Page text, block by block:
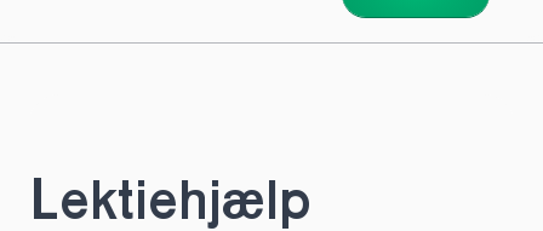
Lektiehjælp